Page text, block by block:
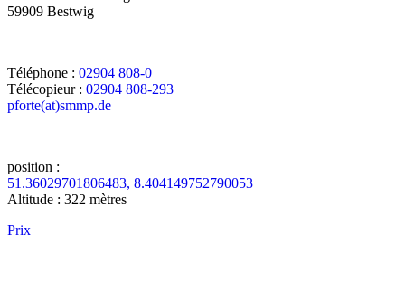
59909 Bestwig
Téléphone : 02904 808-0
Télécopieur : 02904 808-293
pforte(at)smmp.de
position :
51.36029701806483, 8.404149752790053
Altitude : 322 mètres
Prix